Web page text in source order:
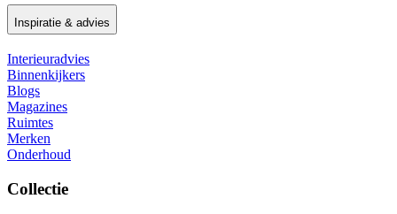
Inspiratie & advies
Interieuradvies
Binnenkijkers
Blogs
Magazines
Ruimtes
Merken
Onderhoud
Collectie